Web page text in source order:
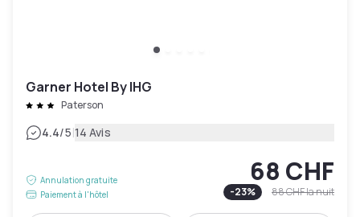
Garner Hotel By IHG
Paterson
4.4/5|14 Avis
Annulation gratuite
Paiement à l'hôtel
68 CHF
-23% 88 CHFla nuit